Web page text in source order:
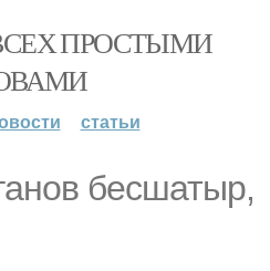
ПРОСТЫМИ
статьи
бесшатыр,